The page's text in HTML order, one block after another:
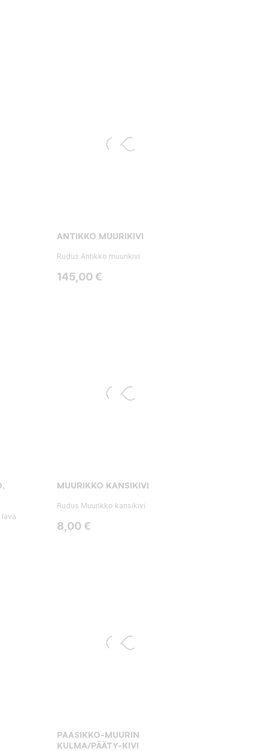
ANTIKKO MUURIKIVI
Rudus Antikko muurikivi
Hinta
145,00 €
MUURIKKO KANSIKIVI
Rudus Muurikko kansikivi
Hinta
8,00 €
PAASIKKO-MUURIN
KULMA/PÄÄTY-KIVI